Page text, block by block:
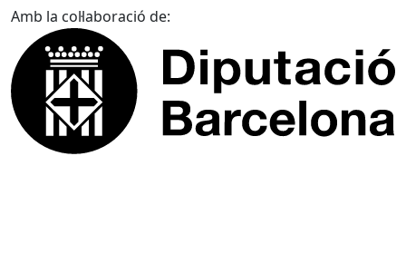
Amb la col·laboració de: